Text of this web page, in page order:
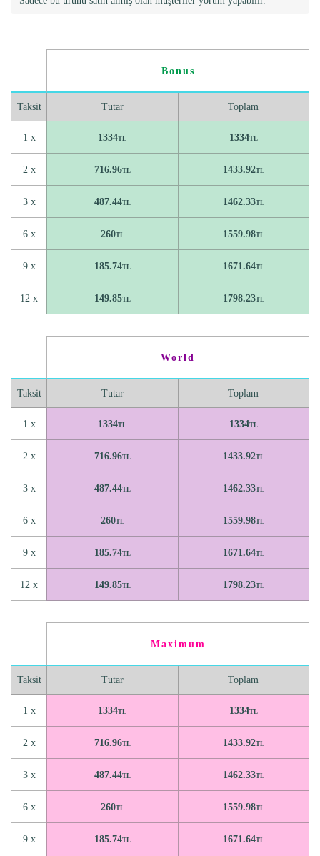
Bonus
Taksit
1 x
2 x
3 x
6 x
9 x
12 x
Tutar
1334TL
716.96TL
487.44TL
260TL
185.74TL
149.85TL
Toplam
1334TL
1433.92TL
1462.33TL
1559.98TL
1671.64TL
1798.23TL
World
Taksit
1 x
2 x
3 x
6 x
9 x
12 x
Tutar
1334TL
716.96TL
487.44TL
260TL
185.74TL
149.85TL
Toplam
1334TL
1433.92TL
1462.33TL
1559.98TL
1671.64TL
1798.23TL
Maximum
Taksit
1 x
2 x
3 x
6 x
9 x
Tutar
1334TL
716.96TL
487.44TL
260TL
185.74TL
Toplam
1334TL
1433.92TL
1462.33TL
1559.98TL
1671.64TL